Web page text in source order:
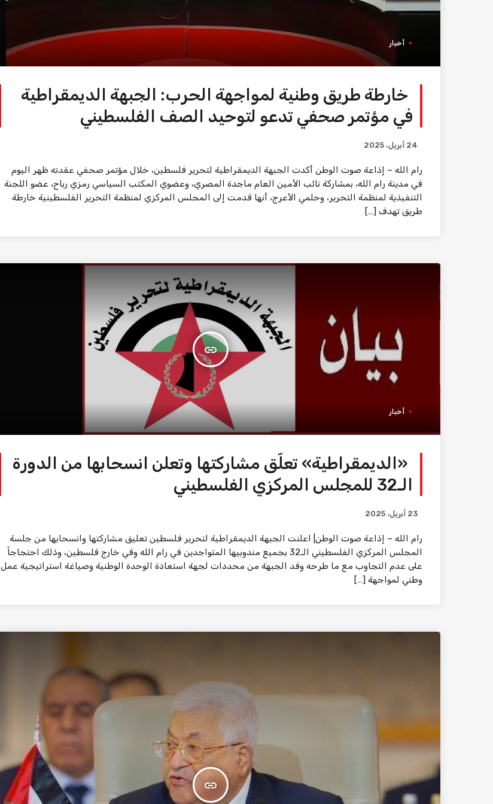
أخبار
خارطة طريق وطنية لمواجهة الحرب: الجبهة الديمقراطية
في مؤتمر صحفي تدعو لتوحيد الصف الفلسطيني
24 أبريل، 2025
رام الله – إذاعة صوت الوطن أكدت الجبهة الديمقراطية لتحرير فلسطين، خلال مؤتمر صحفي عقدته ظهر اليوم
في مدينة رام الله، بمشاركة نائب الأمين العام ماجدة المصري، وعضوي المكتب السياسي رمزي رباح، عضو اللجنة
التنفيذية لمنظمة التحرير، وحلمي الأعرج، أنها قدمت إلى المجلس المركزي لمنظمة التحرير الفلسطينية خارطة
طريق تهدف […]
insert_link
أخبار
«الديمقراطية» تعلّق مشاركتها وتعلن انسحابها من الدورة
الـ32 للمجلس المركزي الفلسطيني
23 أبريل، 2025
رام الله – إذاعة صوت الوطن| اعلنت الجبهة الديمقراطية لتحرير فلسطين تعليق مشاركتها وانسحابها من جلسة
المجلس المركزي الفلسطيني الـ32 بجميع مندوبيها المتواجدين في رام الله وفي خارج فلسطين، وذلك احتجاجاً
على عدم التجاوب مع ما طرحه وفد الجبهة من محددات لجهة استعادة الوحدة الوطنية وصياغة استراتيجية عمل
وطني لمواجهة […]
insert_link